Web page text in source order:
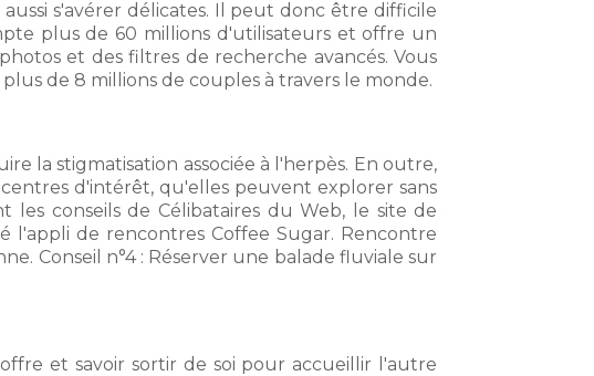
s'avérer délicates. Il peut donc être difficile
plus de 60 millions d'utilisateurs et offre un
et des filtres de recherche avancés. Vous
de 8 millions de couples à travers le monde.
la stigmatisation associée à l'herpès. En outre,
d'intérêt, qu'elles peuvent explorer sans
conseils de Célibataires du Web, le site de
l'appli de rencontres Coffee Sugar. Rencontre
Conseil n°4 : Réserver une balade fluviale sur
et savoir sortir de soi pour accueillir l'autre